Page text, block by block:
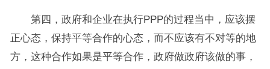
第四，政府和企业在执行PPP的过程当中，应该摆
正心态，保持平等合作的心态，而不应该有不对等的地
方，这种合作如果是平等合作，政府做政府该做的事，